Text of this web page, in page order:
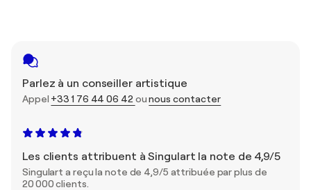
Parlez à un conseiller artistique
Appel +33 1 76 44 06 42 ounous contacter
Les clients attribuent à Singulart la note de 4,9/5
Singulart a reçu la note de 4,9/5 attribuée par plus de
20 000 clients.